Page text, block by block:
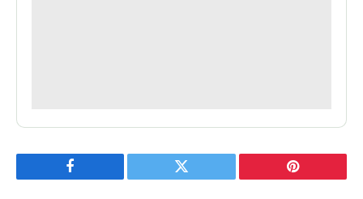
Facebook Twitter Pinterest